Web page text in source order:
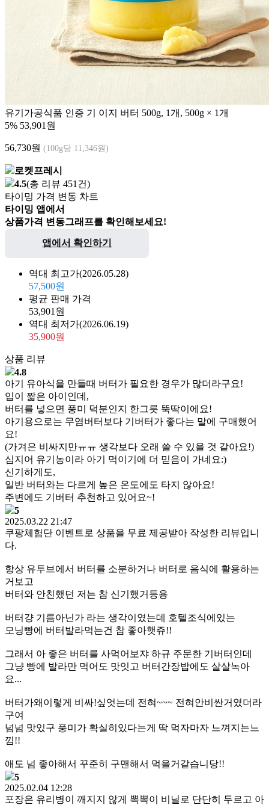
유기가공식품 인증 기 이지 버터 500g, 1개, 500g × 1개
5% 53,901원
56,730원 (100g당 11,346원)
로켓프레시
4.5(총 리뷰 451건)
타이밍 가격 변동 차트
타이밍 앱에서
상품가격 변동그래프를 확인해보세요!
앱에서 확인하기
역대 최고가(2026.05.28)
57,500원
평균 판매 가격
53,901원
역대 최저가(2026.06.19)
35,900원
상품 리뷰
4.8
아기 유아식을 만들때 버터가 필요한 경우가 많더라구요!
입이 짧은 아이인데,
버터를 넣으면 풍미 덕분인지 한그릇 뚝딱이에요!
아기용으로는 무염버터보다 기버터가 좋다는 말에 구매했어
요!
(가겨은 비싸지만ㅠㅠ 생각보다 오래 쓸 수 있을 것 같아요!)
심지어 유기농이라 아기 먹이기에 더 믿음이 가네요:)
신기하게도,
일반 버터와는 다르게 높은 온도에도 타지 않아요!
주변에도 기버터 추천하고 있어요~!
5
2025.03.22 21:47
쿠팡체험단 이벤트로 상품을 무료 제공받아 작성한 리뷰입니
다.
항상 유투브에서 버터를 소분하거나 버터로 음식에 활용하는
거보고
버터와 안친했던 저는 참 신기했거등용
버터걍 기름아닌가 라는 생각이였는데 호텔조식에있는
모닝빵에 버터발라먹는건 참 좋아햇쥬!!
그래서 아 좋은 버터를 사먹어보쟈 하규 주문한 기버터인데
그냥 빵에 발라만 먹어도 맛잇고 버터간장밥에도 살살녹아
요...
버터가왜이렇게 비싸!싶엇는데 전혀~~~ 전혀안비싼거였더라
구여
넘넘 맛있구 풍미가 확실히있다는게 딱 먹자마자 느껴지는느
낌!!
애도 넘 좋아해서 꾸준히 구맨해서 먹을거같습니당!!
5
2025.02.04 12:28
포장은 유리병이 깨지지 않게 뽁뽁이 비닐로 단단히 두르고 아